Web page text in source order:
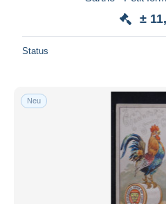
±
Status
Neu